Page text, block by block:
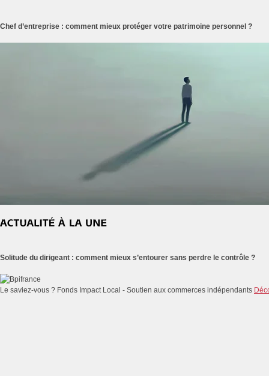
Chef d’entreprise : comment mieux protéger votre patrimoine personnel ?
Solitude du dirigeant : comment mieux s’entourer sans perdre le contrôle ?
Le saviez-vous ? Fonds Impact Local - Soutien aux commerces indépendants